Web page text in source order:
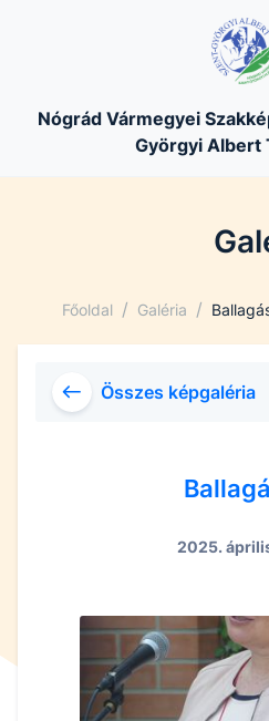
Nógrád Vármegyei
Györgyi Albert
Főoldal / Galéria /
Összes képgaléria
2025.